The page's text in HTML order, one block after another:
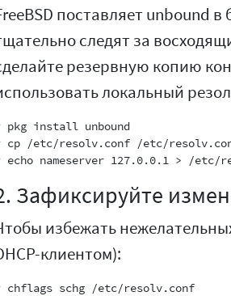
поставляет unbound
следят за
резервную копию
локальный
pkg install unbound
cp /etc/resolv.conf /etc/
Зафиксируйте
избежать
клиентом):
# chflags schg /etc/resolv.conf